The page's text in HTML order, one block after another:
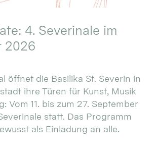
4. Severinale im
2026
öffnet die Basilika St. Severin in
ihre Türen für Kunst, Musik
Vom 11. bis zum 27. September
statt. Das Programm
als Einladung an alle.